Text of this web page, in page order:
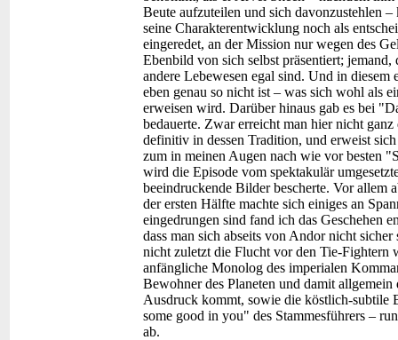
Beute aufzuteilen und sich davonzustehlen
seine Charakterentwicklung noch als
eingeredet, an der Mission nur wegen des
Ebenbild von sich selbst präsentiert;
andere Lebewesen egal sind. Und in diesem
eben genau so nicht ist – was sich wohl als
erweisen wird. Darüber hinaus gab es bei
bedauerte. Zwar erreicht man hier nicht
definitiv in dessen Tradition, und erweist
zum in meinen Augen nach wie vor besten
wird die Episode vom spektakulär
beeindruckende Bilder bescherte. Vor allem
der ersten Hälfte machte sich einiges an
eingedrungen sind fand ich das Geschehen
dass man sich abseits von Andor nicht
nicht zuletzt die Flucht vor den Tie-Fightern
anfängliche Monolog des imperialen
Bewohner des Planeten und damit
Ausdruck kommt, sowie die köstlich-subtile
some good in you" des Stammesführers –
ab.